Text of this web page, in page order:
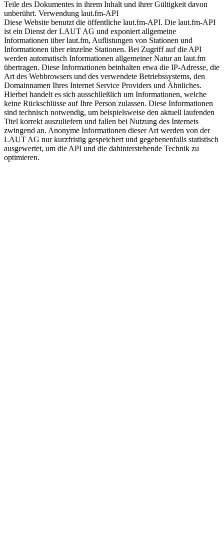
Teile des Dokumentes in ihrem Inhalt und ihrer Gültigkeit davon
unberührt. Verwendung laut.fm-API
Diese Website benutzt die öffentliche laut.fm-API. Die laut.fm-API
ist ein Dienst der LAUT AG und exponiert allgemeine
Informationen über laut.fm, Auflistungen von Stationen und
Informationen über einzelne Stationen. Bei Zugriff auf die API
werden automatisch Informationen allgemeiner Natur an laut.fm
übertragen. Diese Informationen beinhalten etwa die IP-Adresse, die
Art des Webbrowsers und des verwendete Betriebssystems, den
Domainnamen Ihres Internet Service Providers und Ähnliches.
Hierbei handelt es sich ausschließlich um Informationen, welche
keine Rückschlüsse auf Ihre Person zulassen. Diese Informationen
sind technisch notwendig, um beispielsweise den aktuell laufenden
Titel korrekt auszuliefern und fallen bei Nutzung des Internets
zwingend an. Anonyme Informationen dieser Art werden von der
LAUT AG nur kurzfristig gespeichert und gegebenenfalls statistisch
ausgewertet, um die API und die dahinterstehende Technik zu
optimieren.